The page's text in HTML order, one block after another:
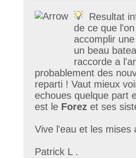
Resultat
de ce que
accomplir
un beau
raccorde a
probablement des
reparti ! Vaut mieux
echoues quelque part
est le Forezet ses
Vive l'eau et les mises
Patrick L .